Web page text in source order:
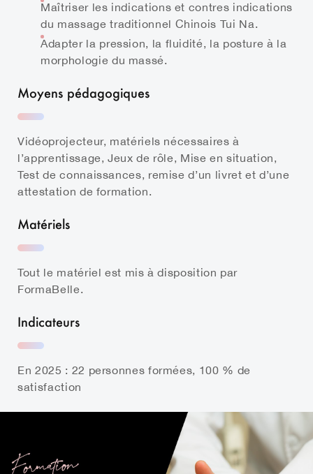
Maîtriser les indications et contres indications
du massage traditionnel Chinois Tui Na.
Adapter la pression, la fluidité, la posture à la
morphologie du massé.
Moyens pédagogiques
Vidéoprojecteur, matériels nécessaires à
l’apprentissage, Jeux de rôle, Mise en situation,
Test de connaissances, remise d’un livret et d’une
attestation de formation.
Matériels
Tout le matériel est mis à disposition par
FormaBelle.
Indicateurs
En 2025 : 22 personnes formées, 100 % de
satisfaction